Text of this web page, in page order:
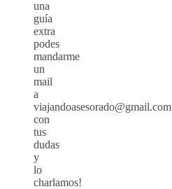
una
guía
extra
podes
mandarme
un
mail
a
viajandoasesorado@gmail.com
con
tus
dudas
y
lo
charlamos!